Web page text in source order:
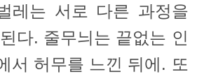
레는 서로 다른 과정을
다. 줄무늬는 끝없는 인
서 허무를 느낀 뒤에. 또